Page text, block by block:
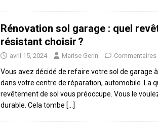
Rénovation sol garage : quel
résistant choisir ?
avril 15, 2024 Marise Gerin
Vous avez décidé de refaire votre sol de garage
dans votre centre de réparation, automobile. La
revêtement de sol vous préoccupe. Vous le
durable. Cela tombe […]